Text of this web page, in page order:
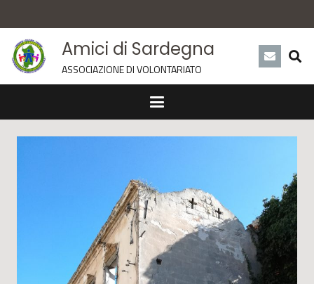
Amici di Sardegna
ASSOCIAZIONE DI VOLONTARIATO